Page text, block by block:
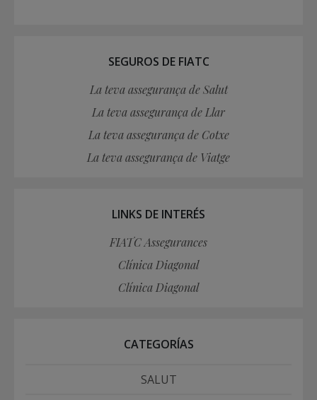
SEGUROS DE FIATC
La teva assegurança de Salut
La teva assegurança de Llar
La teva assegurança de Cotxe
La teva assegurança de Viatge
LINKS DE INTERÉS
FIATC Assegurances
Clínica Diagonal
Clínica Diagonal
CATEGORÍAS
SALUT